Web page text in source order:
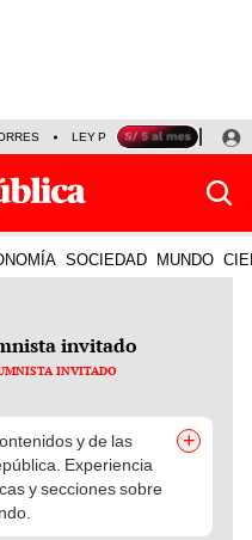
LEY PULPÍN PRECIO DEL
SOCIEDAD MUNDO
invitado
INVITADO
y de las
Experiencia
y secciones sobre
+